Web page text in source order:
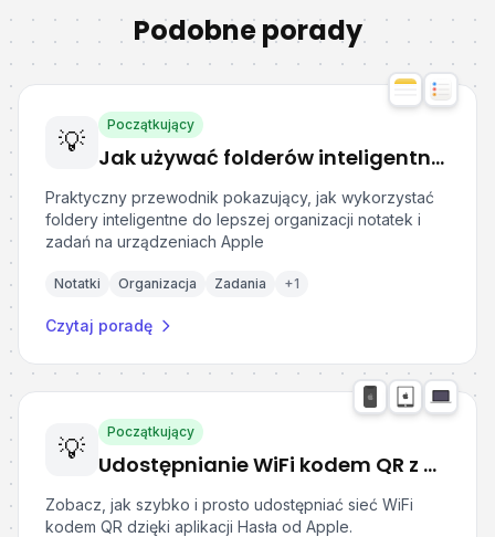
Podobne porady
💡
Początkujący
Jak używać folderów inteligentnych w Notatkach i Przypomnieniach Apple?
Praktyczny przewodnik pokazujący, jak wykorzystać
foldery inteligentne do lepszej organizacji notatek i
zadań na urządzeniach Apple
Notatki Organizacja Zadania +1
Czytaj poradę
💡
Początkujący
Udostępnianie WiFi kodem QR z Apple Hasła
Zobacz, jak szybko i prosto udostępniać sieć WiFi
kodem QR dzięki aplikacji Hasła od Apple.